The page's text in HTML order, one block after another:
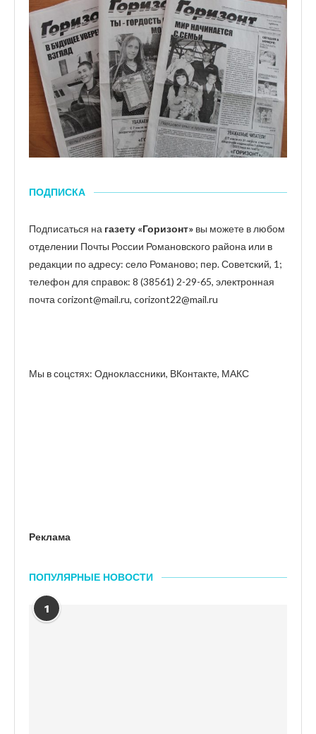
ПОДПИСКА
Подписаться на газету «Горизонт» вы можете в любом
отделении Почты России Романовского района или в
редакции по адресу: село Романово; пер. Советский, 1;
телефон для справок: 8 (38561) 2-29-65, электронная
почта corizont@mail.ru, corizont22@mail.ru
Мы в соцстях: Одноклассники, ВКонтакте, МАКС
Реклама
ПОПУЛЯРНЫЕ НОВОСТИ
1